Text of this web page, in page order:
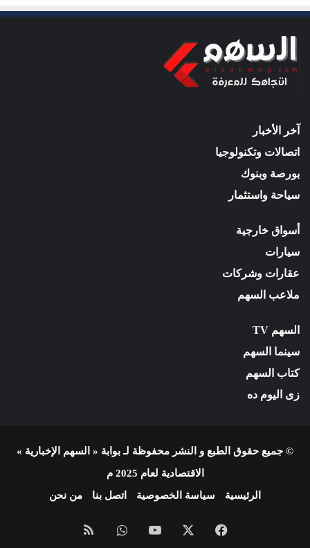
آخر الأخبار
اتصالات وتكنولوجيا
بورصة وبنوك
سياحة واستثمار
أسواق خارجية
سيارات
عقارات وشركات
ملاعب السهم
السهم TV
سينما السهم
كتاب السهم
زى اليوم ده
© جميع حقوق الطبع و النشر محفوظة لـ بوابة « السهم الإخبارية »
الاقتصادية لعام 2025 م
الرئيسية
سياسة الخصوصية اتصل بنا من نحن
فيسبوك يوتيوبواتسابملخص